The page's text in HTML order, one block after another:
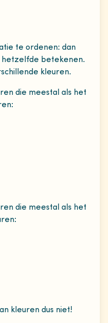
te ordenen: dan
betekenen.
kleuren.
die meestal als het
die meestal als het
kleuren dus niet!